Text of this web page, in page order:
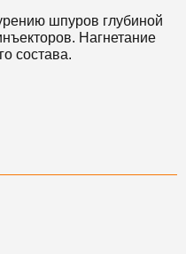
шпуров глубиной
Нагнетание
состава.